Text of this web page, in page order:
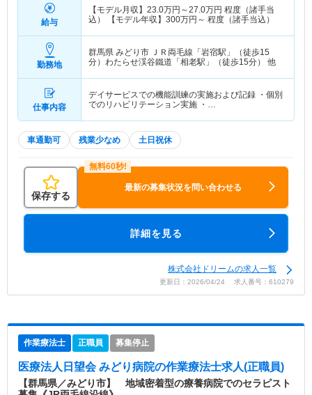
給与
【モデル月収】 23.0万円～27.0万円 程度（諸手当
込） 【モデル年収】 300万円～ 程度（諸手当込）
勤務地
群馬県 みどり市 ＪＲ両毛線「岩宿駅」（徒歩15
分）わたらせ渓谷鐵道「相老駅」（徒歩15分） 他
仕事内容
デイサービスでの機能訓練の実施および記録 ・個別
でのリハビリテーション実施 ・…
車通勤可 残業少なめ 土日祝休
保存する
最新の募集状況を問い合わせる
詳細を見る
株式会社ドリームの求人一覧
更新日：2026/04/24 求人番号：610279
作業療法士 正職員 募集停止
医療法人日望会 みどり病院の作業療法士求人(正職員)
【群馬県／みどり市】 地域密着型の療養病院でのセラピスト